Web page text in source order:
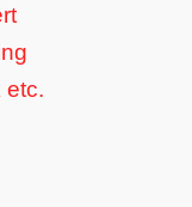
etc.